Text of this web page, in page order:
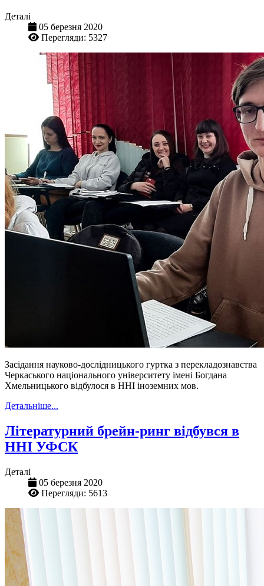
Деталі
05 березня 2020
Перегляди: 5327
Засідання науково-дослідницького гуртка з перекладознавства
Черкаського національного університету імені Богдана
Хмельницького відбулося в ННІ іноземних мов.
Детальніше...
Літературний брейн-ринг відбувся в
ННІ УФСК
Деталі
05 березня 2020
Перегляди: 5613